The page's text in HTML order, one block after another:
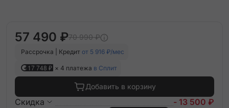
57 490 ₽70 990 ₽
Рассрочка | Кредит от 5 916 ₽/мес
17 748 ₽ × 4 платежа в Сплит
Добавить в корзину
Скидка - 13 500 ₽